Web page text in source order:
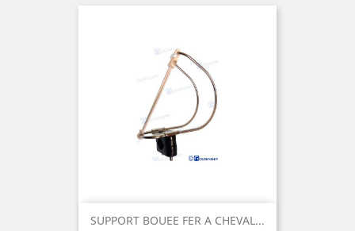
SUPPORT BOUEE FER A CHEVAL...